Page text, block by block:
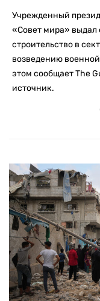
Учрежденный
«Совет мира» выдал
строительство в
возведению
этом сообщает The
источник.